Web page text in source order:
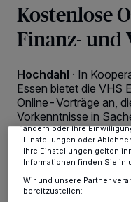
Kostenlose
Finanz- und
Hochdahl · In
Essen bietet die VHS
Online-Vorträge an,
Vorkenntnisse in
Altersvorsorge richten.
27.05.2026 , 11:13 Uhr
Wir und unsere 218 -
personenbezogene Daten
Tracking-Technologien für
verarbeiten Daten, um
Zwecke. Wenn Tracker
Anzeigen möglicherweise
dieses Menü jederzeit
ändern oder Ihre
Einstellungen oder
Ihre Einstellungen gelten
Informationen finden Sie in
Wir und unsere Partner
bereitzustellen: